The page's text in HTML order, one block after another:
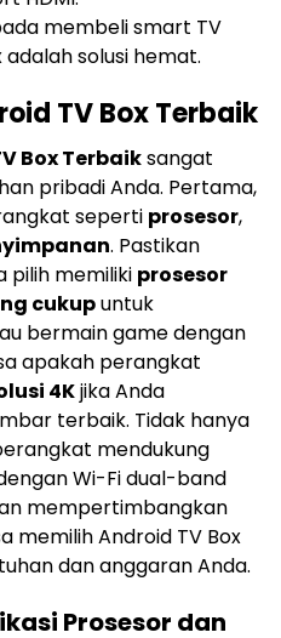
membeli smart TV
adalah solusi hemat.
TV Box Terbaik
Box Terbaiksangat
pribadi Anda. Pertama,
seperti prosesor,
. Pastikan
pilih memiliki prosesor
cukupuntuk
bermain game dengan
apakah perangkat
4Kjika Anda
terbaik. Tidak hanya
mendukung
Wi-Fi dual-band
mempertimbangkan
memilih Android TV Box
dan anggaran Anda.
Prosesor dan